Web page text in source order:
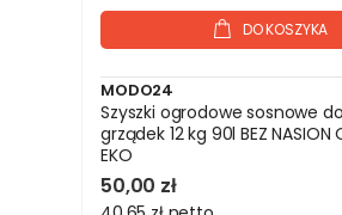
DO KOSZYKA
MODO24
Szyszki ogrodowe sosnowe
grządek 12 kg 90l BEZ NASION
EKO
50,00 zł